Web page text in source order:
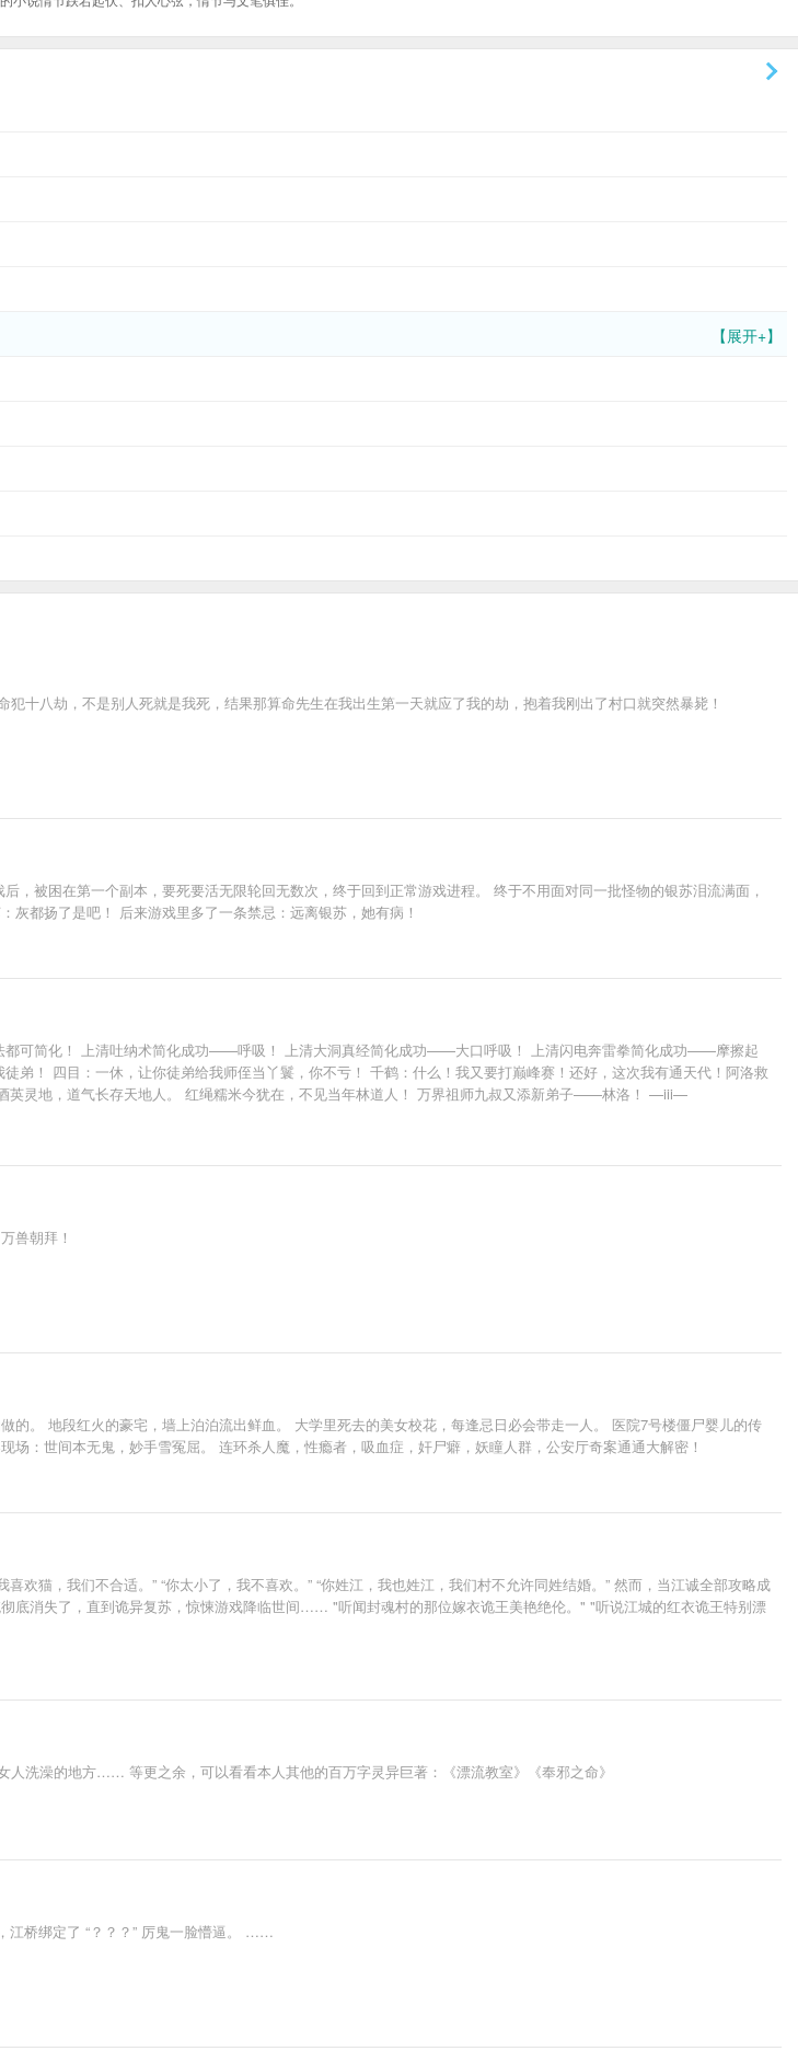
【展开+】
十八劫，不是别人死就是我死，结果那算命先生在我出生第一天就应了我的劫，抱着我刚出了村口就突然暴毙！
，被困在第一个副本，要死要活无限轮回无数次，终于回到正常游戏进程。 终于不用面对同一批怪物的银苏泪流满面，
都扬了是吧！ 后来游戏里多了一条禁忌：远离银苏，她有病！
都可简化！ 上清吐纳术简化成功——呼吸！ 上清大洞真经简化成功——大口呼吸！ 上清闪电奔雷拳简化成功——摩擦起
弟！ 四目：一休，让你徒弟给我师侄当丫鬟，你不亏！ 千鹤：什么！我又要打巅峰赛！还好，这次我有通天代！阿洛救
英灵地，道气长存天地人。 红绳糯米今犹在，不见当年林道人！ 万界祖师九叔又添新弟子——林洛！ —iii—
兽朝拜！
。 地段红火的豪宅，墙上泊泊流出鲜血。 大学里死去的美女校花，每逢忌日必会带走一人。 医院7号楼僵尸婴儿的传
：世间本无鬼，妙手雪冤屈。 连环杀人魔，性瘾者，吸血症，奸尸癖，妖瞳人群，公安厅奇案通通大解密！
猫，我们不合适。” “你太小了，我不喜欢。” “你姓江，我也姓江，我们村不允许同姓结婚。” 然而，当江诚全部攻略成
底消失了，直到诡异复苏，惊悚游戏降临世间…… "听闻封魂村的那位嫁衣诡王美艳绝伦。" "听说江城的红衣诡王特别漂
洗澡的地方…… 等更之余，可以看看本人其他的百万字灵异巨著：《漂流教室》《奉邪之命》
江桥绑定了 “？？？” 厉鬼一脸懵逼。 ……